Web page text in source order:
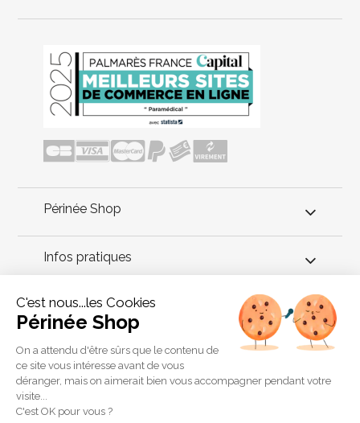
Périnée Shop
Infos pratiques
Conseils périnée
Découvrez cette sonde d'un diamètre très fin, seulement 11
mm. Cette sonde périnéale est destinée aux femmes qui
doivent suivre un traitement par stimulation ou biofeedback et
qui souffrent de vaginisme ou dont le vagin est très étroit.
Copyright 2011 © Périnée Shop
C'est nous...les Cookies
Périnée Shop
On a attendu d'être sûrs que le contenu de
ce site vous intéresse avant de vous
déranger, mais on aimerait bien vous accompagner pendant votre
visite...
C'est OK pour vous ?